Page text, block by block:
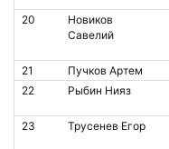
20
Новиков
Савелий
21 Пучков Артем
22
Рыбин Нияз
23
Трусенев Егор